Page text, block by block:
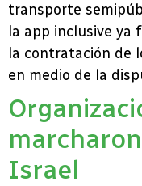
transporte
la app inclusive ya
la contratación de
en medio de la
Israel